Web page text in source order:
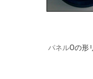
パネルOの形